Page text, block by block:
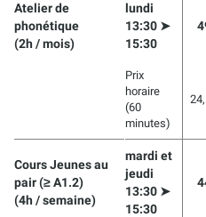
Atelier de
phonétique
(2h / mois)
lundi
13:30 ➤
15:30
Prix
horaire
(60
minutes)
Cours Jeunes au
pair (≥ A1.2)
(4h / semaine)
mardi et
jeudi
13:30 ➤
15:30